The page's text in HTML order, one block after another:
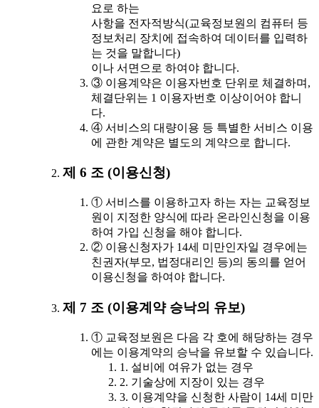
요로 하는
사항을 전자적방식(교육정보원의 컴퓨터 등
정보처리 장치에 접속하여 데이터를 입력하
는 것을 말합니다)
이나 서면으로 하여야 합니다.
③ 이용계약은 이용자번호 단위로 체결하며,
체결단위는 1 이용자번호 이상이어야 합니
다.
④ 서비스의 대량이용 등 특별한 서비스 이용
에 관한 계약은 별도의 계약으로 합니다.
제 6 조 (이용신청)
① 서비스를 이용하고자 하는 자는 교육정보
원이 지정한 양식에 따라 온라인신청을 이용
하여 가입 신청을 해야 합니다.
② 이용신청자가 14세 미만인자일 경우에는
친권자(부모, 법정대리인 등)의 동의를 얻어
이용신청을 하여야 합니다.
제 7 조 (이용계약 승낙의 유보)
① 교육정보원은 다음 각 호에 해당하는 경우
에는 이용계약의 승낙을 유보할 수 있습니다.
1. 설비에 여유가 없는 경우
2. 기술상에 지장이 있는 경우
3. 이용계약을 신청한 사람이 14세 미만